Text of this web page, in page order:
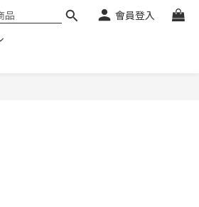
會員登入